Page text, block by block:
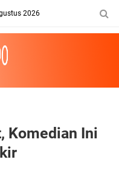
2026
Komedian Ini